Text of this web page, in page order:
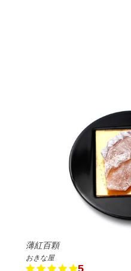
薄紅百顆
おきな屋
5